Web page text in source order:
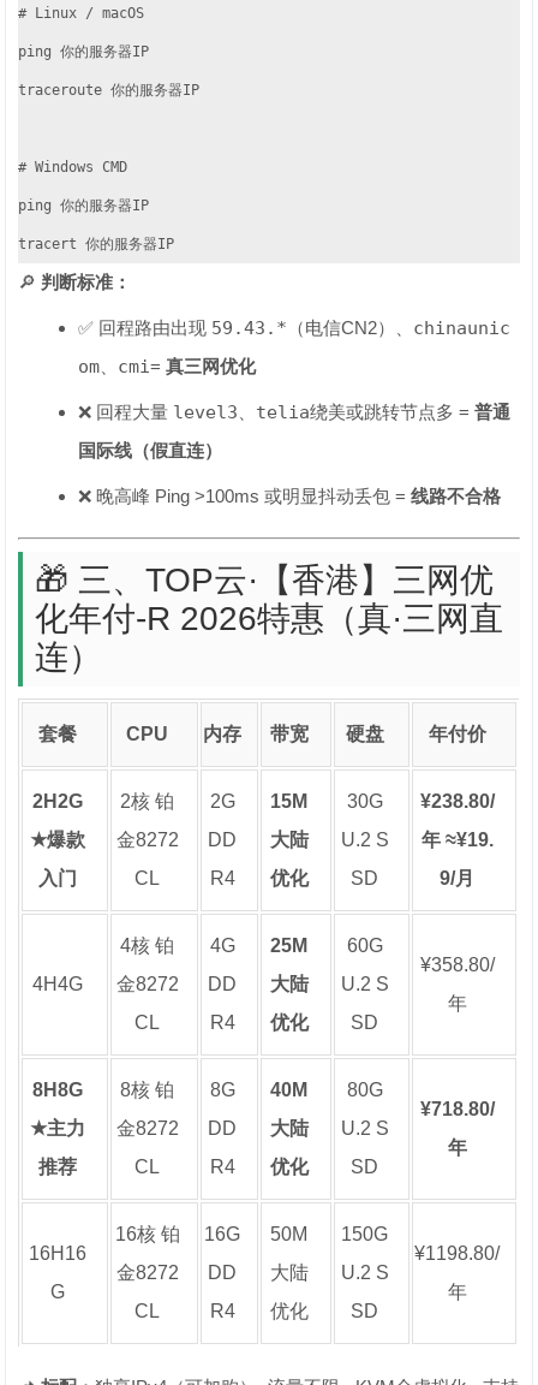
# Linux / macOS
ping 你的服务器IP
traceroute 你的服务器IP
# Windows CMD
ping 你的服务器IP
tracert 你的服务器IP
🔎 判断标准：
✅ 回程路由出现 59.43.* （电信CN2）、 chinaunic
om
cmi=真三网优化
❌ 回程大量 level3 telia绕美或跳转节点多 =普通
国际线（假直连）
❌ 晚高峰 Ping >100ms 或明显抖动丢包 =线路不合格
🎁 三、TOP云·【香港】三网优
化年付-R 2026特惠（真·三网直
连）
套餐 CPU 内存 带宽 硬盘 年付价
2H2G
★爆款
入门
2核 铂
金8272
CL
2G
DD
R4
15M
大陆
优化
30G
U.2 S
SD
¥238.80/
年 ≈¥19.
9/月
4H4G
4核 铂
金8272
CL
4G
DD
R4
25M
大陆
优化
60G
U.2 S
SD
¥358.80/
年
8H8G
★主力
推荐
8核 铂
金8272
CL
8G
DD
R4
40M
大陆
优化
80G
U.2 S
SD
¥718.80/
年
16H16
G
16核 铂
金8272
CL
16G
DD
R4
50M
大陆
优化
150G
U.2 S
SD
¥1198.80/
年